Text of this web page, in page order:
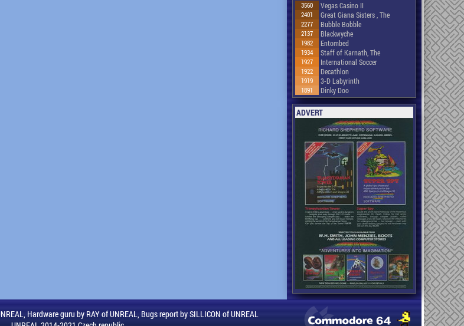
3560 Vegas Casino II
2401 Great Giana Sisters , The
2277 Bubble Bobble
2137 Blackwyche
1982 Entombed
1934 Staff of Karnath, The
1927 International Soccer
1922 Decathlon
1919 3-D Labyrinth
1891 Dinky Doo
ADVERT
Hardware guru by RAY of UNREAL, Bugs report by SILLICON of UNREAL